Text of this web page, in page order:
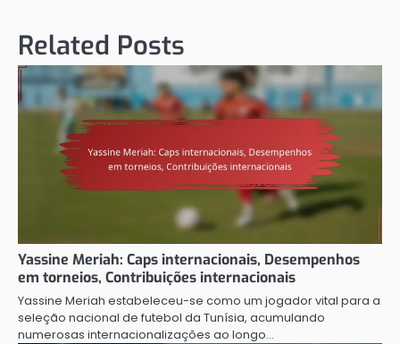
Related Posts
Yassine Meriah: Caps internacionais, Desempenhos
em torneios, Contribuições internacionais
Yassine Meriah estabeleceu-se como um jogador vital para a
seleção nacional de futebol da Tunísia, acumulando
numerosas internacionalizações ao longo…